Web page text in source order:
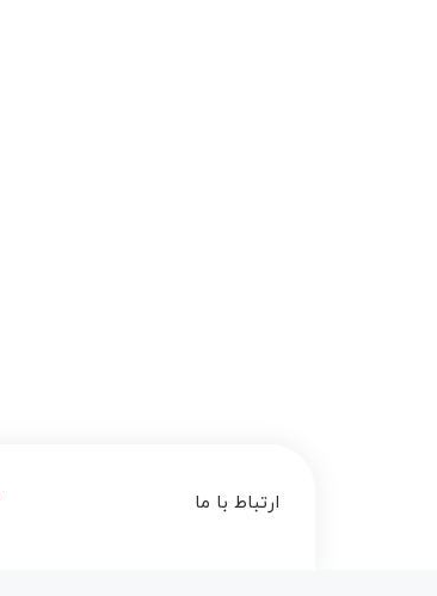
ارتباط با ما